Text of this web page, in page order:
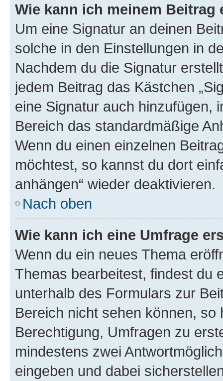
Wie kann ich meinem
Um eine Signatur an deinen
solche in den Einstellungen in
Nachdem du die Signatur
jedem Beitrag das Kästchen
eine Signatur auch hinzufügen,
Bereich das standardmäßige
Wenn du einen einzelnen
möchtest, so kannst du dort
anhängen“ wieder deaktivieren.
Nach oben
Wie kann ich eine Umfrage
Wenn du ein neues Thema
Themas bearbeitest, findest du
unterhalb des Formulars zur
Bereich nicht sehen können,
Berechtigung, Umfragen zu
mindestens zwei
eingeben und dabei